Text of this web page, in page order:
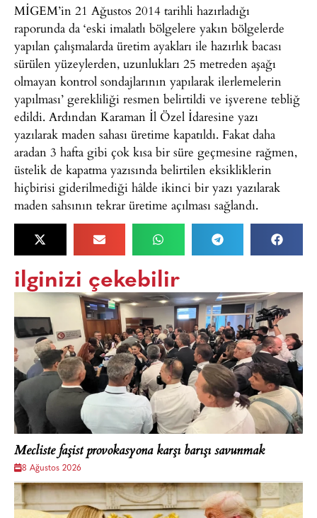
MİGEM’in 21 Ağustos 2014 tarihli hazırladığı
raporunda da ‘eski imalatlı bölgelere yakın bölgelerde
yapılan çalışmalarda üretim ayakları ile hazırlık bacası
sürülen yüzeylerden, uzunlukları 25 metreden aşağı
olmayan kontrol sondajlarının yapılarak ilerlemelerin
yapılması’ gerekliliği resmen belirtildi ve işverene tebliğ
edildi. Ardından Karaman İl Özel İdaresine yazı
yazılarak maden sahası üretime kapatıldı. Fakat daha
aradan 3 hafta gibi çok kısa bir süre geçmesine rağmen,
üstelik de kapatma yazısında belirtilen eksikliklerin
hiçbirisi giderilmediği hâlde ikinci bir yazı yazılarak
maden sahsının tekrar üretime açılması sağlandı.
ilginizi çekebilir
Mecliste faşist provokasyona karşı barışı savunmak
8 Ağustos 2026